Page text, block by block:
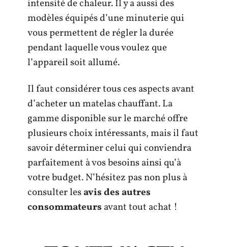
intensité de chaleur. Il y a aussi des
modèles équipés d’une minuterie qui
vous permettent de régler la durée
pendant laquelle vous voulez que
l’appareil soit allumé.
Il faut considérer tous ces aspects avant
d’acheter un matelas chauffant. La
gamme disponible sur le marché offre
plusieurs choix intéressants, mais il faut
savoir déterminer celui qui conviendra
parfaitement à vos besoins ainsi qu’à
votre budget. N’hésitez pas non plus à
consulter lesavis des autres
consommateurs avant tout achat !